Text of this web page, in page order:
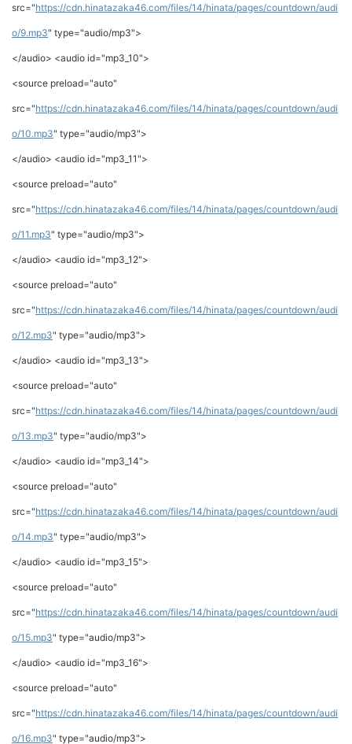
src="https://cdn.hinatazaka46.com/files/14/hinata/pages/countdown/audi
o/9.mp3" type="audio/mp3">
</audio> <audio id="mp3_10">
<source preload="auto"
src="https://cdn.hinatazaka46.com/files/14/hinata/pages/countdown/audi
o/10.mp3" type="audio/mp3">
</audio> <audio id="mp3_11">
<source preload="auto"
src="https://cdn.hinatazaka46.com/files/14/hinata/pages/countdown/audi
o/11.mp3" type="audio/mp3">
</audio> <audio id="mp3_12">
<source preload="auto"
src="https://cdn.hinatazaka46.com/files/14/hinata/pages/countdown/audi
o/12.mp3" type="audio/mp3">
</audio> <audio id="mp3_13">
<source preload="auto"
src="https://cdn.hinatazaka46.com/files/14/hinata/pages/countdown/audi
o/13.mp3" type="audio/mp3">
</audio> <audio id="mp3_14">
<source preload="auto"
src="https://cdn.hinatazaka46.com/files/14/hinata/pages/countdown/audi
o/14.mp3" type="audio/mp3">
</audio> <audio id="mp3_15">
<source preload="auto"
src="https://cdn.hinatazaka46.com/files/14/hinata/pages/countdown/audi
o/15.mp3" type="audio/mp3">
</audio> <audio id="mp3_16">
<source preload="auto"
src="https://cdn.hinatazaka46.com/files/14/hinata/pages/countdown/audi
o/16.mp3" type="audio/mp3">